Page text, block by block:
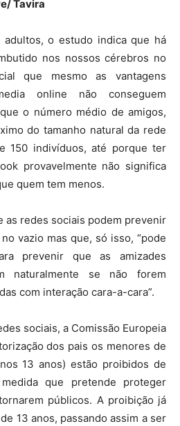
Tavira
adultos, o estudo indica que há
nos nossos cérebros no
que mesmo as vantagens
online não conseguem
o número médio de amigos,
do tamanho natural da rede
150 indivíduos, até porque ter
provavelmente não significa
quem tem menos.
as redes sociais podem prevenir
vazio mas que, só isso, “pode
prevenir que as amizades
naturalmente se não forem
com interação cara-a-cara”.
sociais, a Comissão Europeia
dos pais os menores de
13 anos) estão proibidos de
que pretende proteger
públicos. A proibição já
13 anos, passando assim a ser